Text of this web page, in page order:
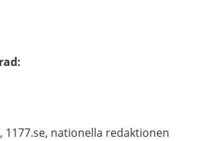
:
1177.se, nationella redaktionen